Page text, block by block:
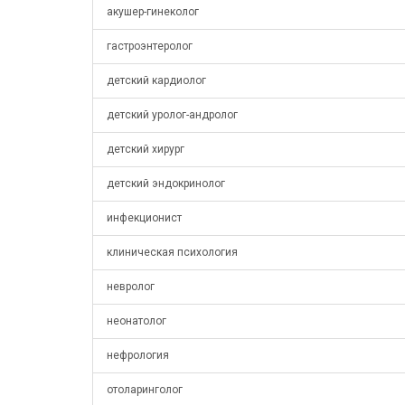
акушер-гинеколог
гастроэнтеролог
детский кардиолог
детский уролог-андролог
детский хирург
детский эндокринолог
инфекционист
клиническая психология
невролог
неонатолог
нефрология
отоларинголог